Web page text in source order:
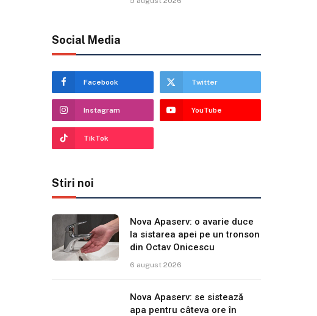
Social Media
Facebook Twitter
Instagram YouTube
TikTok
Stiri noi
Nova Apaserv: o avarie duce
la sistarea apei pe un tronson
din Octav Onicescu
6 august 2026
Nova Apaserv: se sistează
apa pentru câteva ore în